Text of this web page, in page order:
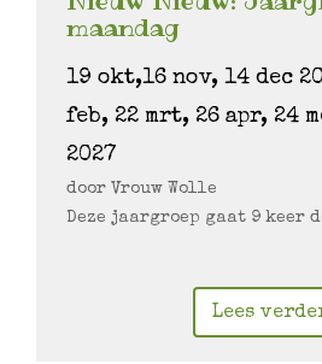
maandag
19 okt,16 nov, 14 dec
feb, 22 mrt, 26 apr, 24
2027
door Vrouw Wolle
Deze jaargroep gaat 9 keer
Lees